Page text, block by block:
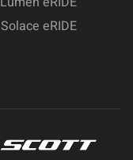
Solace eRIDE